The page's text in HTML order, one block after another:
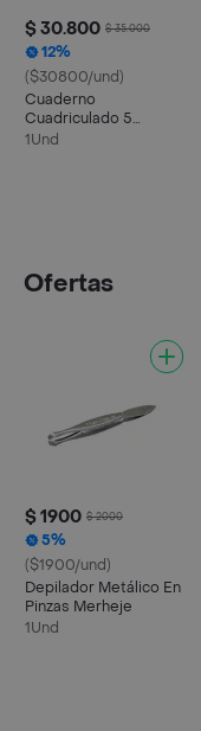
$ 30.800 $ 35.000
12%
($30800/und)
Cuaderno
Cuadriculado 5
Materias Argollado
1Und
Ofertas
$ 1900 $ 2000
5%
($1900/und)
Depilador Metálico En
Pinzas Merheje
1Und